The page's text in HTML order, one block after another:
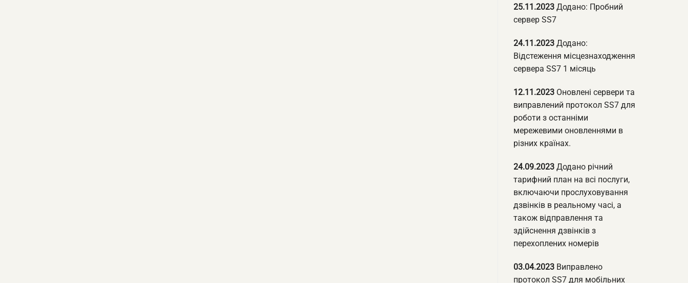
25.11.2023 Додано: Пробний
сервер SS7
24.11.2023 Додано:
Відстеження місцезнаходження
сервера SS7 1 місяць
12.11.2023 Оновлені сервери та
виправлений протокол SS7 для
роботи з останніми
мережевими оновленнями в
різних країнах.
24.09.2023 Додано річний
тарифний план на всі послуги,
включаючи прослуховування
дзвінків в реальному часі, а
також відправлення та
здійснення дзвінків з
перехоплених номерів
03.04.2023 Виправлено
протокол SS7 для мобільних